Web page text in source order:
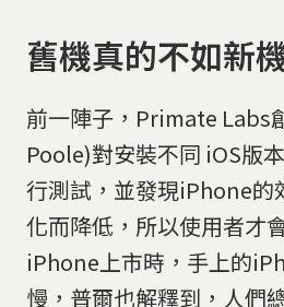
舊機真的不如新
前一陣子，Primate Labs
Poole)對安裝不同 iOS版
行測試，並發現iPhone的
化而降低，所以使用者才
iPhone上市時，手上的
慢，普爾也解釋到，人們